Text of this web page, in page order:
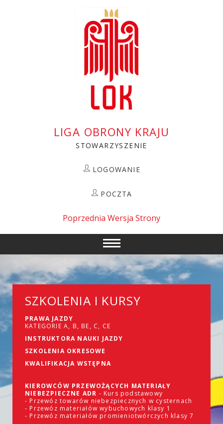
LIGA OBRONY KRAJU
STOWARZYSZENIE
LOGOWANIE
POCZTA
Poprzednia Wersja Strony
SZKOLENIA I KURSY
PRAWA JAZDY
KATEGORIE A, B, BE, C, CE
INSTRUKTORA NAUKI JAZDY
SZKOLENIA OKRESOWE
KWALIFIKACJA WSTĘPNA
KIEROWCÓW PRZEWOŻĄCYCH MATERIAŁY
NIEBEZPIECZNE ADR - Kurs podstawowy
- Przewóz towarów niebezpiecznych w cysternach
- Przewóz materiałów wybuchowych klasy 1
- Przewóz materiałów promieniotwórczych klasy 7